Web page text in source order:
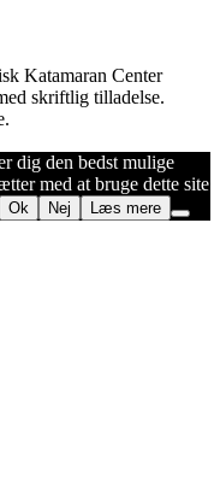
Katamaran Center
skriftlig tilladelse.
dig den bedst mulige
med at bruge dette site
Ok Nej Læs mere